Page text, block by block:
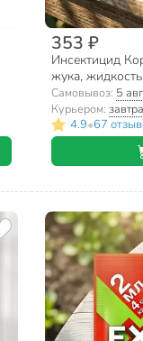
353 ₽
Инсектицид
жука,
Самовывоз: 5
Курьером: завтра
4.9•67